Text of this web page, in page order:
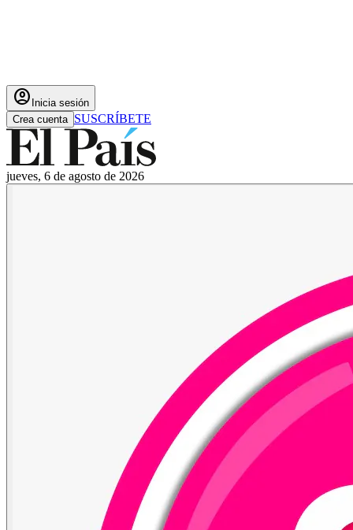
account_circle Inicia sesión
Crea cuenta SUSCRÍBETE
jueves, 6 de agosto de 2026